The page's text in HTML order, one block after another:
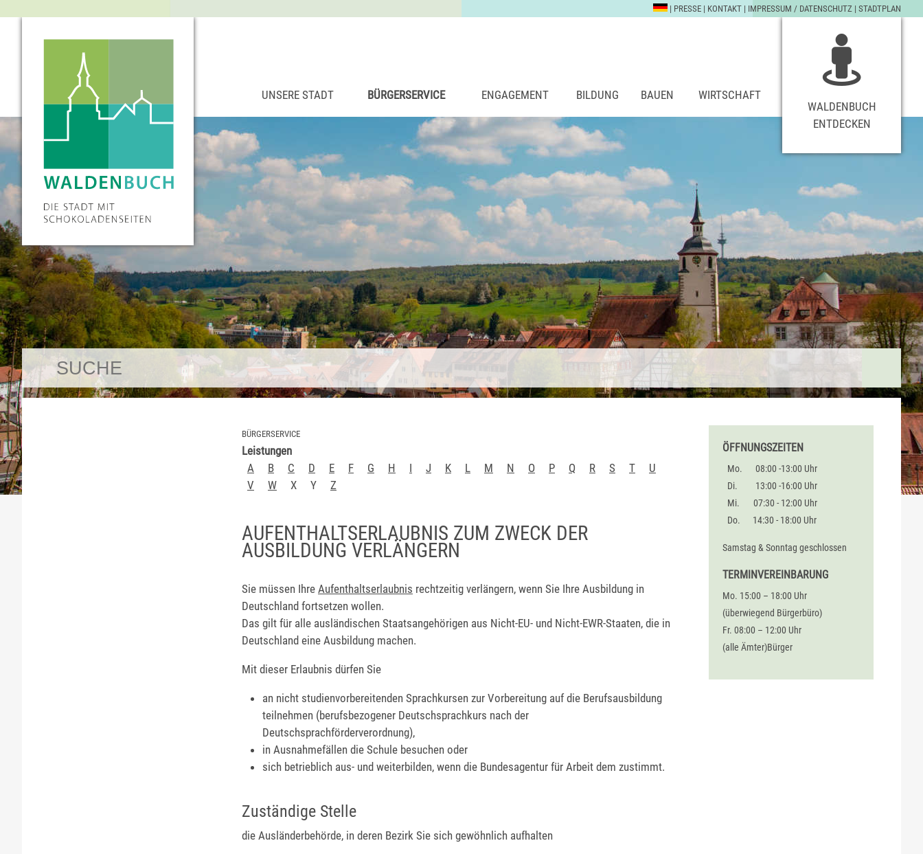
| PRESSE | KONTAKT | IMPRESSUM / DATENSCHUTZ | STADTPLAN
UNSERE STADT BÜRGERSERVICE ENGAGEMENT BILDUNG BAUEN
WIRTSCHAFT
WALDENBUCH
ENTDECKEN
BÜRGERSERVICE
Leistungen
A
B C D E F G H I J K L M N O P Q R S T
U
V
W X Y Z
AUFENTHALTSERLAUBNIS ZUM ZWECK DER
AUSBILDUNG VERLÄNGERN
Sie müssen Ihre Aufenthaltserlaubnis rechtzeitig verlängern, wenn Sie Ihre Ausbildung in
Deutschland fortsetzen wollen.
Das gilt für alle ausländischen Staatsangehörigen aus Nicht-EU- und Nicht-EWR-Staaten, die in
Deutschland eine Ausbildung machen.
Mit dieser Erlaubnis dürfen Sie
an nicht studienvorbereitenden Sprachkursen zur Vorbereitung auf die Berufsausbildung
teilnehmen (berufsbezogener Deutschsprachkurs nach der
Deutschsprachförderverordnung),
in Ausnahmefällen die Schule besuchen oder
sich betrieblich aus- und weiterbilden, wenn die Bundesagentur für Arbeit dem zustimmt.
Zuständige Stelle
die Ausländerbehörde, in deren Bezirk Sie sich gewöhnlich aufhalten
ÖFFNUNGSZEITEN
Mo.
08:00 -13:00 Uhr
Di.
13:00 -16:00 Uhr
Mi.
07:30 - 12:00 Uhr
Do.
14:30 - 18:00 Uhr
Samstag & Sonntag geschlossen
TERMINVEREINBARUNG
Mo. 15:00 – 18:00 Uhr
(überwiegend Bürgerbüro)
Fr. 08:00 – 12:00 Uhr
(alle Ämter)Bürger